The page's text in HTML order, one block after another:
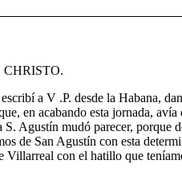
a V .P. desde la Habana,
en acabando esta jornada,
Agustín mudó parecer, porque
de San Agustín con esta
con el hatillo que